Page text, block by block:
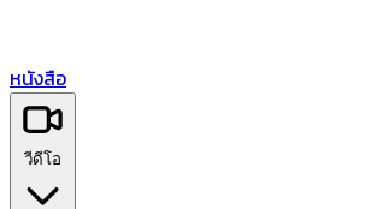
หนังสือ
วีดีโอ